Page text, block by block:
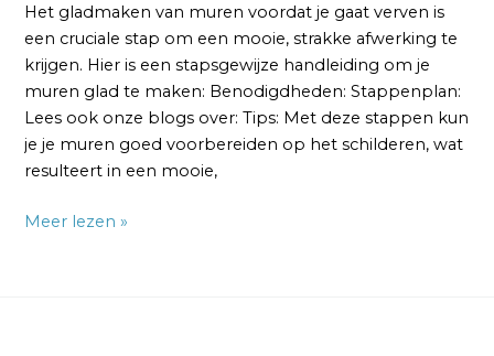
Het gladmaken van muren voordat je gaat verven is
een cruciale stap om een mooie, strakke afwerking te
krijgen. Hier is een stapsgewijze handleiding om je
muren glad te maken: Benodigdheden: Stappenplan:
Lees ook onze blogs over: Tips: Met deze stappen kun
je je muren goed voorbereiden op het schilderen, wat
resulteert in een mooie,
Meer lezen »